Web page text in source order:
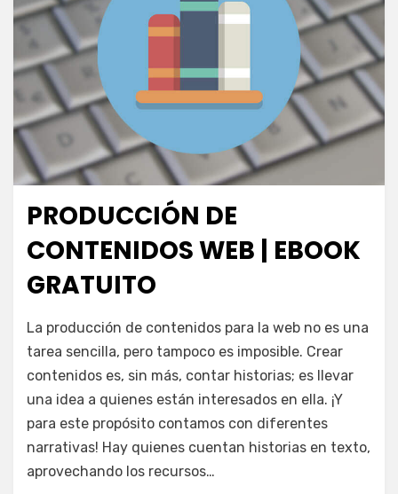
Publicada
el
abril 9, 2021
Escuela de Producción
PRODUCCIÓN DE
CONTENIDOS WEB | EBOOK
GRATUITO
juancadotcom
4 comentarios
en
de
contenidos
web
gratuito
La producción de contenidos para la web no es una
tarea sencilla, pero tampoco es imposible. Crear
contenidos es, sin más, contar historias; es llevar
una idea a quienes están interesados en ella. ¡Y
para este propósito contamos con diferentes
narrativas! Hay quienes cuentan historias en texto,
aprovechando los recursos…